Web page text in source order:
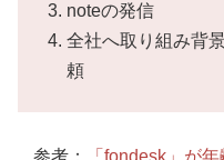
noteの発信
全社へ取り組み背
頼